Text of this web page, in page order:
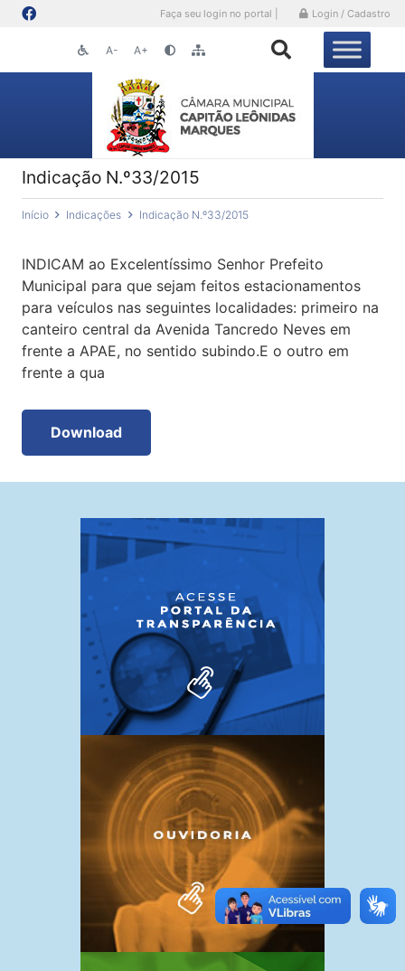
Faça seu login no portal | Login / Cadastro
A- A+
Indicação N.º33/2015
Início Indicações Indicação N.º33/2015
INDICAM ao Excelentíssimo Senhor Prefeito
Municipal para que sejam feitos estacionamentos
para veículos nas seguintes localidades: primeiro na
canteiro central da Avenida Tancredo Neves em
frente a APAE, no sentido subindo.E o outro em
frente a qua
Download